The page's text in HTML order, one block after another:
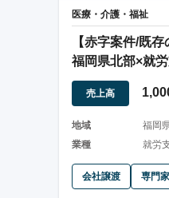
医療・介護・福祉
【赤字案件/既
福岡県北部×就
案件
売上高
地域
福岡
業種
就労
会社譲渡 専門